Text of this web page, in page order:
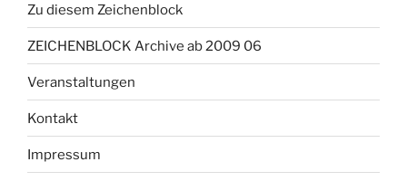
Zu diesem Zeichenblock
ZEICHENBLOCK Archive ab 2009 06
Veranstaltungen
Kontakt
Impressum